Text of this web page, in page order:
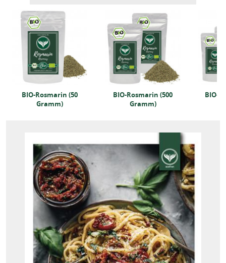
BIO-Rosmarin (50
Gramm)
BIO-Rosmarin (500
Gramm)
BIO-